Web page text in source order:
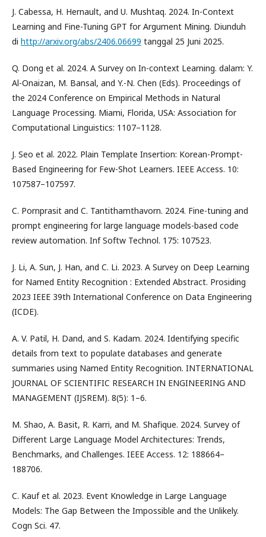
J. Cabessa, H. Hernault, and U. Mushtaq. 2024. In-Context
Learning and Fine-Tuning GPT for Argument Mining. Diunduh
di http://arxiv.org/abs/2406.06699 tanggal 25 Juni 2025.
Q. Dong et al. 2024. A Survey on In-context Learning. dalam: Y.
Al-Onaizan, M. Bansal, and Y.-N. Chen (Eds). Proceedings of
the 2024 Conference on Empirical Methods in Natural
Language Processing. Miami, Florida, USA: Association for
Computational Linguistics: 1107–1128.
J. Seo et al. 2022. Plain Template Insertion: Korean-Prompt-
Based Engineering for Few-Shot Learners. IEEE Access. 10:
107587–107597.
C. Pornprasit and C. Tantithamthavorn. 2024. Fine-tuning and
prompt engineering for large language models-based code
review automation. Inf Softw Technol. 175: 107523.
J. Li, A. Sun, J. Han, and C. Li. 2023. A Survey on Deep Learning
for Named Entity Recognition : Extended Abstract. Prosiding
2023 IEEE 39th International Conference on Data Engineering
(ICDE).
A. V. Patil, H. Dand, and S. Kadam. 2024. Identifying specific
details from text to populate databases and generate
summaries using Named Entity Recognition. INTERNATIONAL
JOURNAL OF SCIENTIFIC RESEARCH IN ENGINEERING AND
MANAGEMENT (IJSREM). 8(5): 1–6.
M. Shao, A. Basit, R. Karri, and M. Shafique. 2024. Survey of
Different Large Language Model Architectures: Trends,
Benchmarks, and Challenges. IEEE Access. 12: 188664–
188706.
C. Kauf et al. 2023. Event Knowledge in Large Language
Models: The Gap Between the Impossible and the Unlikely.
Cogn Sci. 47.